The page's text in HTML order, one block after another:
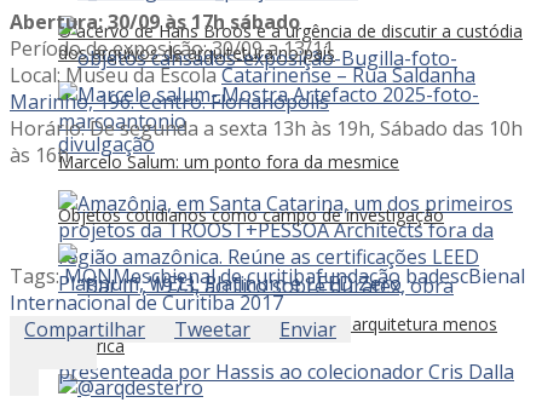
O acervo de Hans Broos e a urgência de discutir a custódia
dos arquivos de arquitetura no país
Marcelo Salum: um ponto fora da mesmice
Troost + Pessoa Architects: por uma arquitetura menos
genérica
Objetos cotidianos como campo de investigação
Abertura: 30/09 às 17h sábado
Período de exposição: 30/09 a 13/11
Local: Museu da EscolaCatarinense – Rua Saldanha
Marinho, 196. Centro. Florianópolis
Horário: De segunda a sexta 13h às 19h, Sábado das 10h
às 16h
Tags: MONMescbienal de curitibafundação badescBienal
Internacional de Curitiba 2017
Compartilhar
Tweetar Enviar